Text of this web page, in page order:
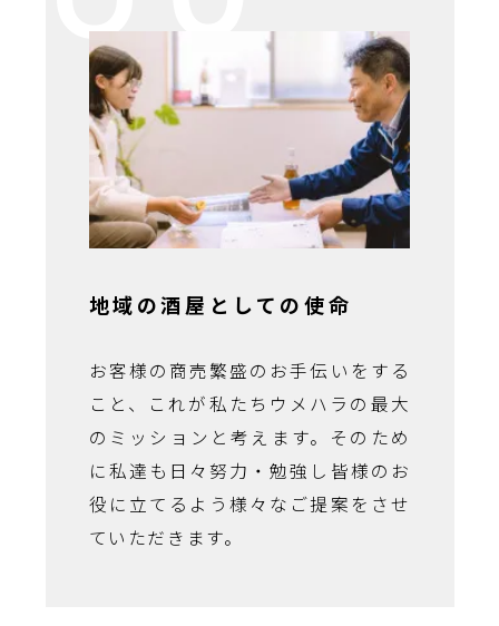
地域の酒屋としての使命
お客様の商売繁盛のお手伝いをする
こと、これが私たちウメハラの最大
のミッションと考えます。そのため
に私達も日々努力・勉強し皆様のお
役に立てるよう様々なご提案をさせ
ていただきます。